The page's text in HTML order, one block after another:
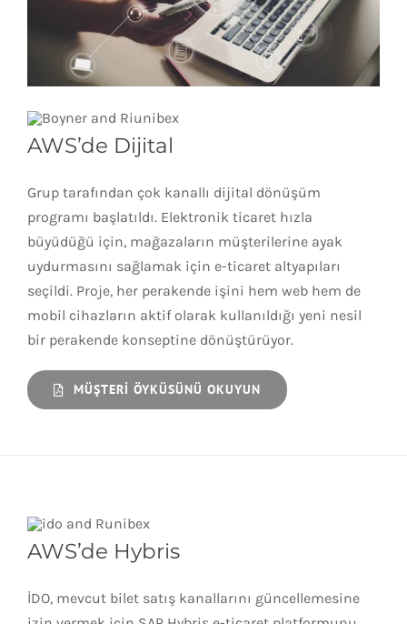
AWS’de Dijital
Grup tarafından çok kanallı dijital dönüşüm
programı başlatıldı. Elektronik ticaret hızla
büyüdüğü için, mağazaların müşterilerine ayak
uydurmasını sağlamak için e-ticaret altyapıları
seçildi. Proje, her perakende işini hem web hem de
mobil cihazların aktif olarak kullanıldığı yeni nesil
bir perakende konseptine dönüştürüyor.
MÜŞTERI ÖYKÜSÜNÜ OKUYUN
AWS’de Hybris
İDO, mevcut bilet satış kanallarını güncellemesine